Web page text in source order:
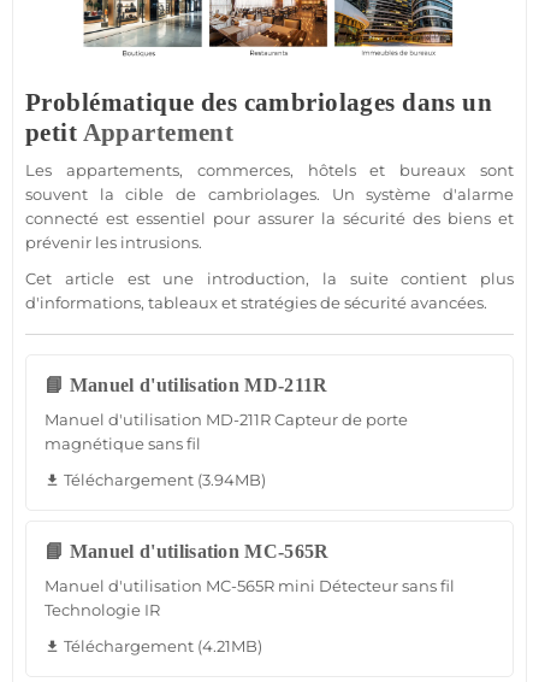
Problématique des cambriolages dans un
petit Appartement
Les appartements, commerces, hôtelset bureaux sont
souvent la cible de cambriolages. Unsystème d'alarme
connecté est essentiel pour assurer la sécurité des biens et
prévenir les intrusions.
Cet article est une introduction, la suite contient plus
d'informations, tableaux et stratégies desécuritéavancées.
📘 Manuel d'utilisation MD-211R
Manuel d'utilisation MD-211R Capteur de porte
magnétique sans fil
file_download Téléchargement (3.94MB)
📘 Manuel d'utilisation MC-565R
Manuel d'utilisation MC-565R mini Détecteur sans fil
Technologie IR
file_download Téléchargement (4.21MB)